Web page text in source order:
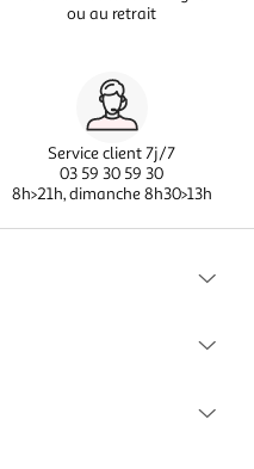
ou au retrait
Service client 7j/7
03 59 30 59 30
8h>21h, dimanche 8h30>13h